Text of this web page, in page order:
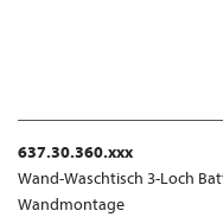
637.30.360.xxx
Wand-Waschtisch 3-Loch
Wandmontage